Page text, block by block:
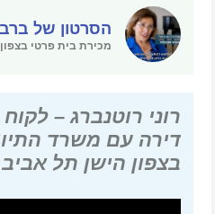
הסרטון של
מכירת בית פרטי בצפון
רוני רוטנברג –
דירה עם משרד
בצפון הישן תל אביב